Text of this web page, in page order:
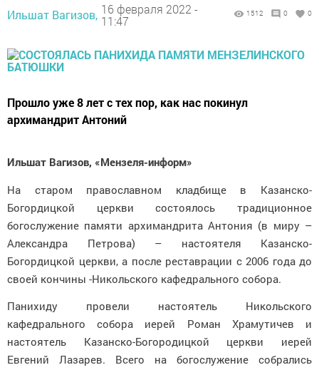
Ильшат Вагизов, 16 февраля 2022 -
11:47
1512 0 0
Прошло уже 8 лет с тех пор, как нас покинул
архимандрит Антоний
Ильшат Вагизов, «Мензеля-информ»
На старом православном кладбище в Казанско-
Богордицкой церкви состоялось традиционное
богослужение памяти архимандрита Антония (в миру –
Александра Петрова) – настоятеля Казанско-
Богордицкой церкви, а после реставрации с 2006 года до
своей кончины -Никольского кафедрального собора.
Панихиду провели настоятель Никольского
кафедрального собора иерей Роман Храмутичев и
настоятель Казанско-Богородицкой церкви иерей
Евгений Лазарев. Всего на богослужение собрались